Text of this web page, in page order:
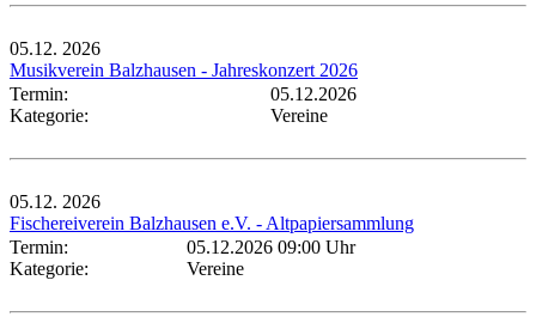
05.12. 2026
Musikverein Balzhausen - Jahreskonzert 2026
Termin:
05.12.2026
Kategorie:
Vereine
05.12. 2026
Fischereiverein Balzhausen e.V. - Altpapiersammlung
Termin:
05.12.2026 09:00 Uhr
Kategorie:
Vereine